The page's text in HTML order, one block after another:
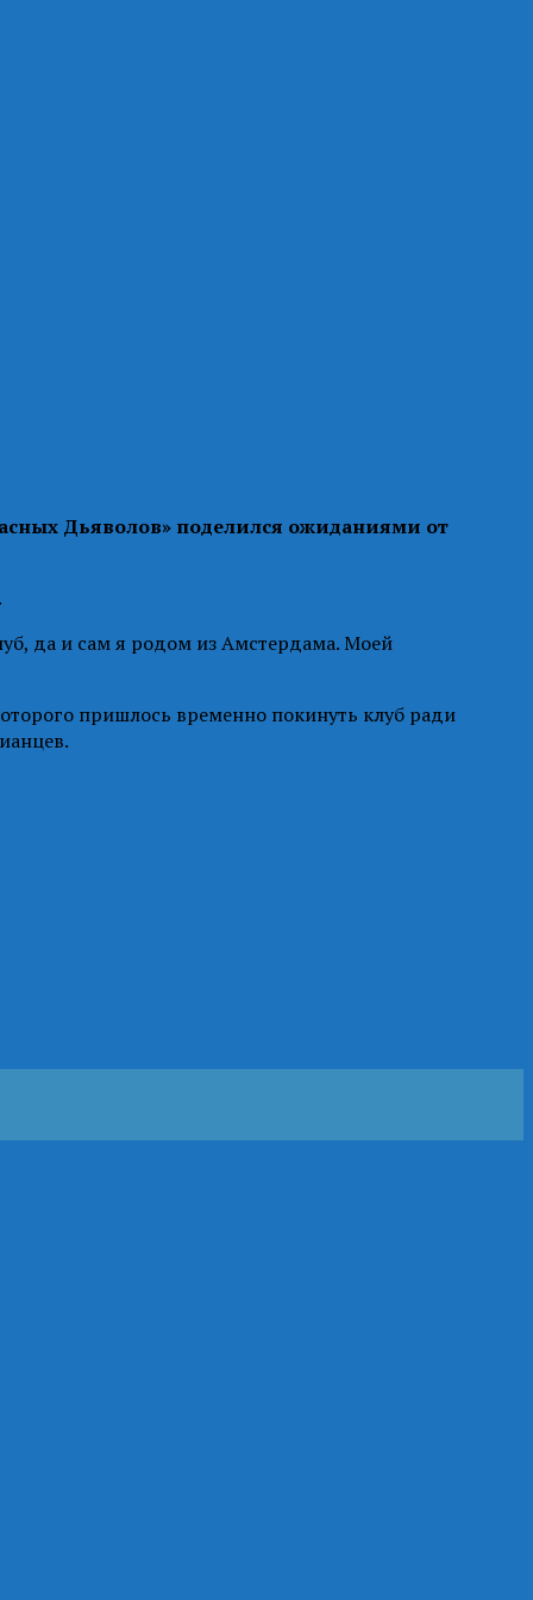
Дьяволов» поделился ожиданиями от
да и сам я родом из Амстердама. Моей
пришлось временно покинуть клуб ради